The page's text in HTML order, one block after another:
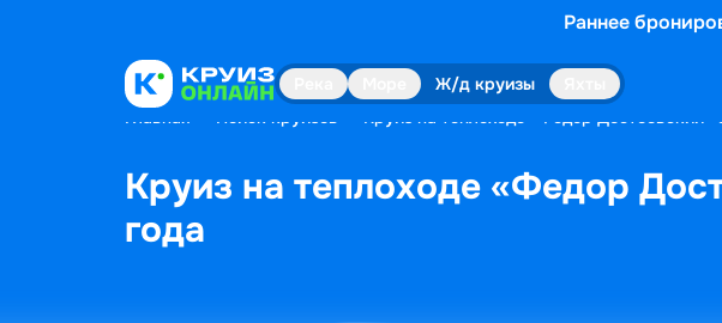
Раннее
Ж/д круизы
Главная Поиск круизов Круиз на теплоходе «Федор Достоевский»
Круиз на теплоходе «Федор
года